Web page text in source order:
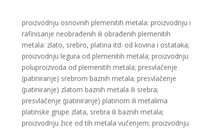
proizvodnju osnovnih plemenitih metala: proizvodnju i
rafinisanje neobrađenih ili obrađenih plemenitih
metala: zlato, srebro, platina itd. od kovina i ostataka;
proizvodnju legura od plemenitih metala; proizvodnju
poluproizvoda od plemenitih metala; presvlačenje
(patiniranje) srebrom baznih metala; presvlačenje
(patiniranje) zlatom baznih metala ili srebra;
presvlačenje (patiniranje) platinom ili metalima
platinske grupe zlata, srebra ili baznih metala;
proizvodnju žice od tih metala vučenjem; proizvodnju